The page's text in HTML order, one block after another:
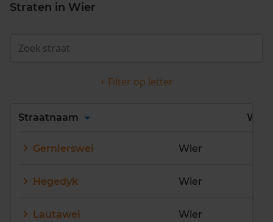
Straten in Wier
+ Filter op letter
Alles
Q
R U
Straatnaam Wijk
Gernierswei Wier
Hegedyk Wier
Lautawei Wier